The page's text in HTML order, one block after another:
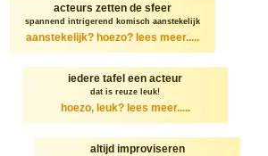
acteurs zetten de sfeer
spannend intrigerend komisch aanstekelijk
aanstekelijk? hoezo? lees meer.....
iedere tafel een acteur
dat is reuze leuk!
hoezo, leuk? lees meer.....
altijd improviseren